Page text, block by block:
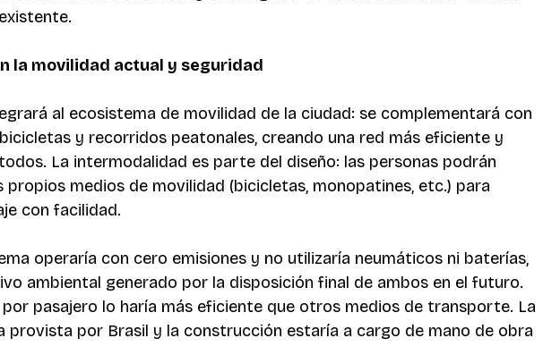
la movilidad actual y seguridad
al ecosistema de movilidad de la ciudad: se complementará con
y recorridos peatonales, creando una red más eficiente y
La intermodalidad es parte del diseño: las personas podrán
medios de movilidad (bicicletas, monopatines, etc.) para
con facilidad.
operaría con cero emisiones y no utilizaría neumáticos ni baterías,
ambiental generado por la disposición final de ambos en el futuro.
pasajero lo haría más eficiente que otros medios de transporte. La
provista por Brasil y la construcción estaría a cargo de mano de obra